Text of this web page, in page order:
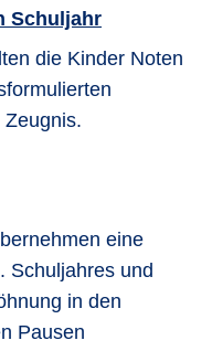
Schuljahr
die Kinder Noten
eine
Schuljahres und
in den
Pausen